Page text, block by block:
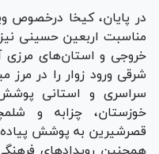
در پایان، کیخا درخصوص
مناسبت اربعین حسینی
خروجی و استان‌های مرزی
شرقی ورود زوار را در مرز
سراسری و استانی
خوزستان، چزابه و
قصرشیرین به پوشش
همچنین رویداد‌های